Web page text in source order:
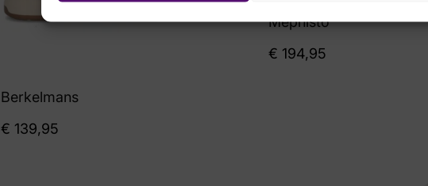
Berkelmans
€ 139,95
Mephisto
€ 194,95